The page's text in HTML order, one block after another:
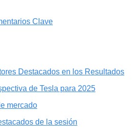
Clave
Destacados en los Resultados
de Tesla para 2025
mercado
de la sesión